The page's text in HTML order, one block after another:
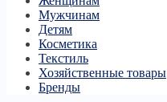
Мужчинам
Детям
Косметика
Текстиль
Хозяйственные товары
Бренды